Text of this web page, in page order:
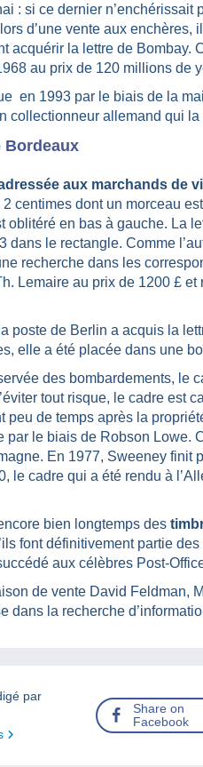
: si ce dernier n’enchérissait
d’une vente aux
acquérir la lettre de Bombay.
au prix de 120 millions de
en 1993 par le biais de la
collectionneur allemand qui la
Bordeaux
aux marchands de
centimes dont un morceau
oblitéré en bas à gauche. La
dans le rectangle. Comme
recherche dans les
Lemaire au prix de 1200 £
poste de Berlin a acquis la
elle a été placée dans une
des bombardements, le
tout risque, le cadre est
peu de temps après la
par le biais de Robson Lowe.
En 1977, Sweeney finit
le cadre qui a été rendu à
bien longtemps des
font définitivement partie des
aux célèbres Post-
de vente David Feldman,
dans la recherche
par
Share on
Facebook